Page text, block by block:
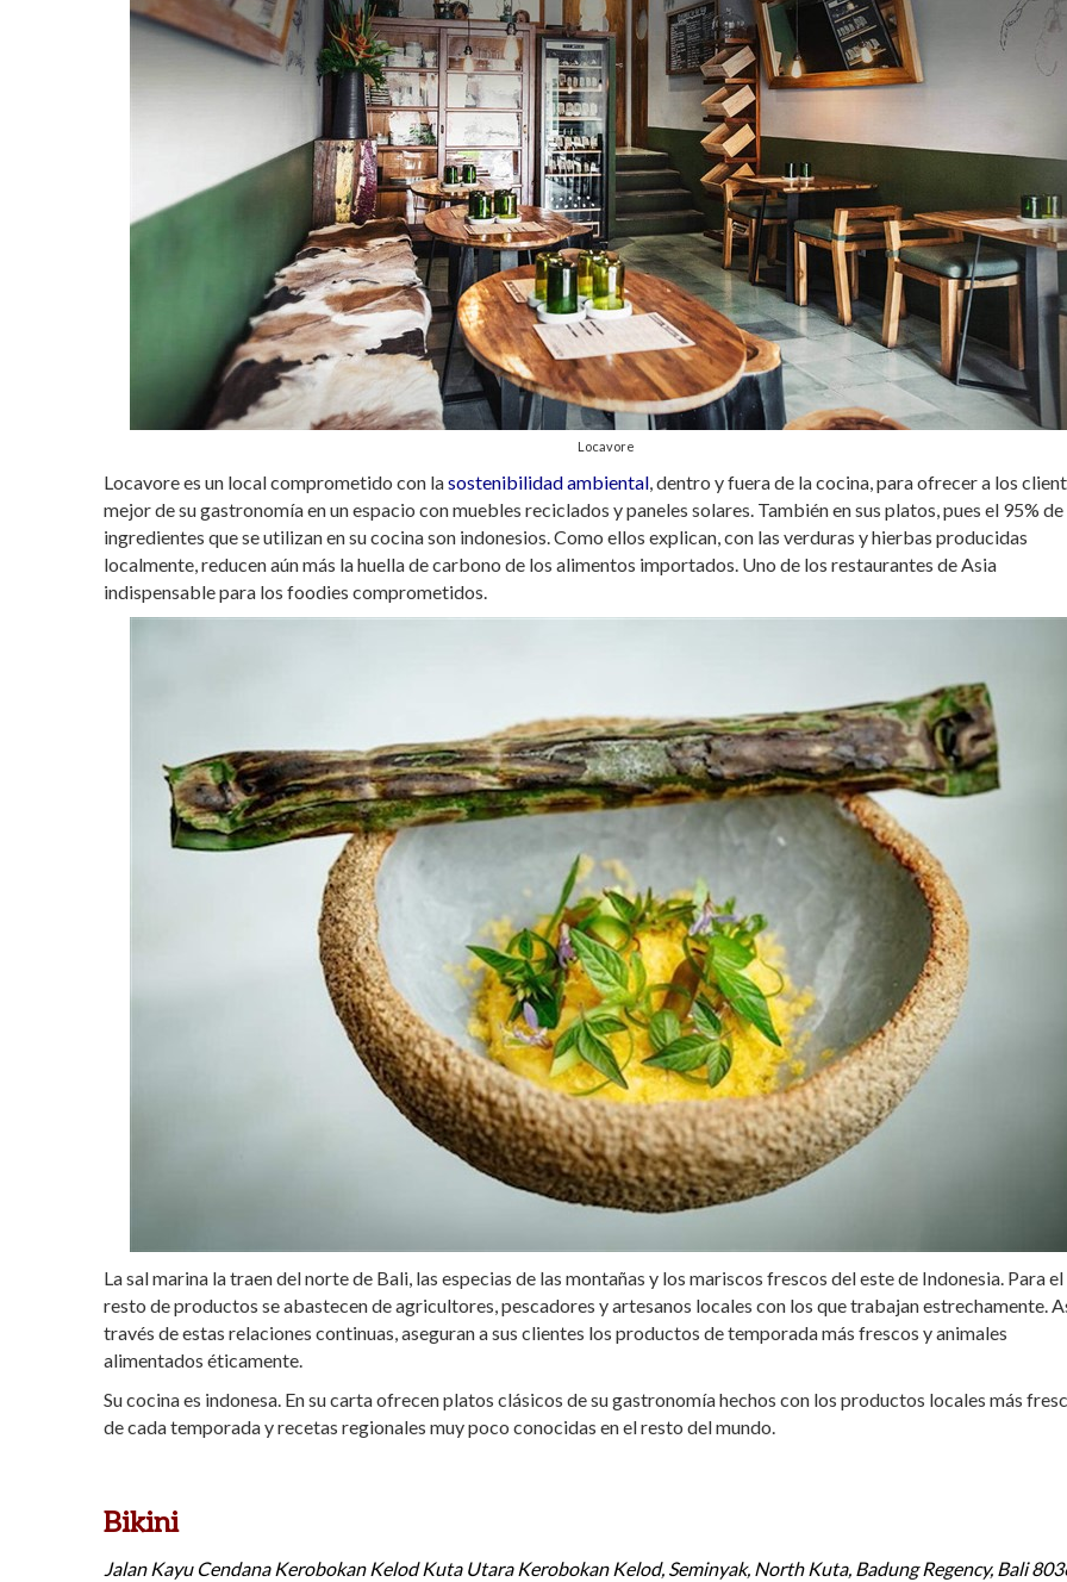
Locavore
Locavore es un local comprometido con lasostenibilidad ambiental, dentro y fuera de la cocina, para ofrecer a los
mejor de su gastronomía en un espacio con muebles reciclados y paneles solares. También en sus platos, pues el 95%
ingredientes que se utilizan en su cocina son indonesios. Como ellos explican, con las verduras y hierbas producidas
localmente, reducen aún más la huella de carbono de los alimentos importados. Uno de los restaurantes de Asia
indispensable para los foodies comprometidos.
La sal marina la traen del norte de Bali, las especias de las montañas y los mariscos frescos del este de Indonesia. Para el
resto de productos se abastecen de agricultores, pescadores y artesanos locales con los que trabajan estrechamente.
través de estas relaciones continuas, aseguran a sus clientes los productos de temporada más frescos y animales
alimentados éticamente.
Su cocina es indonesa. En su carta ofrecen platos clásicos de su gastronomía hechos con los productos locales más
de cada temporada y recetas regionales muy poco conocidas en el resto del mundo.
Bikini
Jalan Kayu Cendana Kerobokan Kelod Kuta Utara Kerobokan Kelod, Seminyak, North Kuta, Badung Regency, Bali